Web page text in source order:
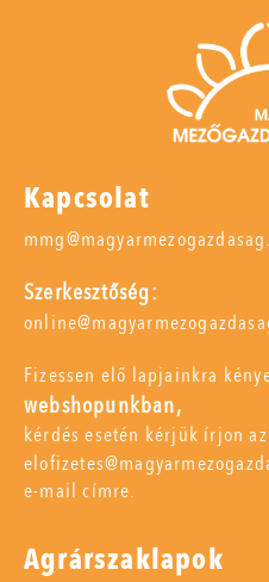
Kapcsolat
Szerkesztőség:
Fizessen elő lapjainkra
webshopunkban,
kérdés esetén kérjük írjon az
e-mail címre.
Agrárszaklapok